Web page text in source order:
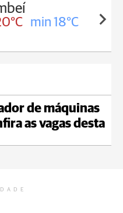
min 18°C
de máquinas
as vagas desta